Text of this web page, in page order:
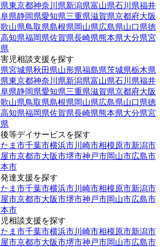
東京都神奈川県新潟県富山県石川県福井
県静岡県愛知県三重県滋賀県京都府大阪
山県鳥取県島根県岡山県広島県山口県徳
高知県福岡県佐賀県長崎県熊本県大分県宮
児相談支援を探す
宮城県秋田県山形県福島県茨城県栃木県
東京都神奈川県新潟県富山県石川県福井
県静岡県愛知県三重県滋賀県京都府大阪
山県鳥取県島根県岡山県広島県山口県徳
高知県福岡県佐賀県長崎県熊本県大分県宮
等デイサービスを探す
ま市千葉市横浜市川崎市相模原市新潟市
市京都市大阪市堺市神戸市岡山市広島市
市
達支援を探す
ま市千葉市横浜市川崎市相模原市新潟市
市京都市大阪市堺市神戸市岡山市広島市
市
相談支援を探す
ま市千葉市横浜市川崎市相模原市新潟市
市京都市大阪市堺市神戸市岡山市広島市